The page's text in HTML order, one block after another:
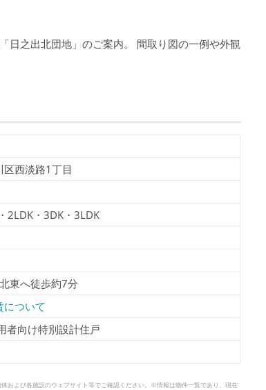
日之出北団地」のご案内。 間取り図の一例や外観
西淡路1丁目
2LDK・3DK・3LDK
東へ徒歩約7分
について
者向け特別設計住戸
および各施設のウェブサイト等でご確認ください。※情報は物件一覧であり、現在